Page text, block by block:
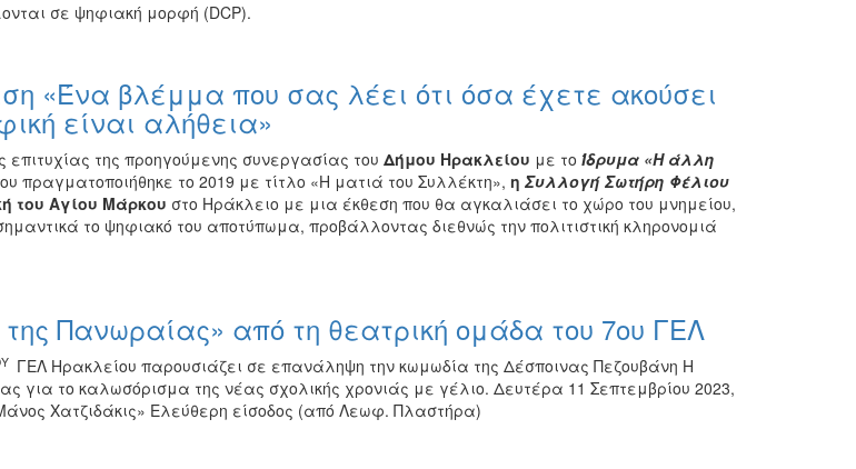
σε ψηφιακή μορφή (DCP).
«Ένα βλέμμα που σας λέει ότι όσα έχετε ακούσει
είναι αλήθεια»
της προηγούμενης συνεργασίας του Δήμου Ηρακλείου με το Ίδρυμα «Η άλλη
πραγματοποιήθηκε το 2019 με τίτλο «Η ματιά του Συλλέκτη», η Συλλογή Σωτήρη Φέλιου
του Αγίου Μάρκου στο Ηράκλειο με μια έκθεση που θα αγκαλιάσει το χώρο του μνημείου,
το ψηφιακό του αποτύπωμα, προβάλλοντας διεθνώς την πολιτιστική κληρονομιά
Πανωραίας» από τη θεατρική ομάδα του 7ου ΓΕΛ
ΓΕΛ Ηρακλείου παρουσιάζει σε επανάληψη την κωμωδία της Δέσποινας Πεζουβάνη Η
για το καλωσόρισμα της νέας σχολικής χρονιάς με γέλιο. Δευτέρα 11 Σεπτεμβρίου 2023,
Χατζιδάκις» Ελεύθερη είσοδος (από Λεωφ. Πλαστήρα)